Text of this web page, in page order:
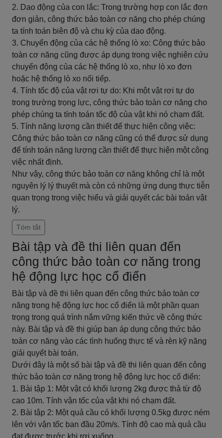
2. Dao động của con lắc: Trong trường hợp con lắc đơn
đơn giản, công thức bảo toàn cơ năng cho phép chúng
ta tính toán biên độ và chu kỳ của dao động.
3. Chuyển động của các hệ thống lò xo: Công thức bảo
toàn cơ năng cũng được áp dụng trong việc nghiên cứu
chuyển động của các hệ thống lò xo, như lò xo đơn
hoặc hệ thống lò xo nối tiếp.
4. Tính tốc độ của vật rơi tự do: Khi một vật rơi tự do
trong trường trọng lực, công thức bảo toàn cơ năng cho
phép chúng ta tính toán tốc độ của vật khi nó chạm đất.
5. Tính năng lượng cần thiết để thực hiện công việc:
Công thức bảo toàn cơ năng cũng có thể được sử dụng
để tính toán năng lượng cần thiết để thực hiện một công
việc nhất định.
Như vậy, công thức bảo toàn cơ năng không chỉ là một
nguyên lý lý thuyết mà còn có những ứng dụng thực tiễn
quan trọng trong việc hiểu và giải quyết các bài toán vật
lý.
Tóm tắt
Bài tập và đề thi liên quan đến
công thức bảo toàn cơ năng trong
hệ động lực học cổ điển
Bài tập và đề thi liên quan đến công thức bảo toàn cơ
năng trong hệ động lực học cổ điển là một phần quan
trọng trong quá trình nắm vững kiến thức về công thức
này. Bài tập và đề thi giúp bạn áp dụng công thức bảo
toàn cơ năng vào các tình huống thực tế và rèn kỹ năng
giải quyết bài toán.
Dưới đây là một số bài tập và đề thi liên quan đến công
thức bảo toàn cơ năng trong hệ động lực học cổ điển:
1. Bài tập 1: Một vật có khối lượng 2kg được thả từ độ
cao 10m. Tính vận tốc của vật khi nó chạm đất.
2. Bài tập 2: Một quả cầu có khối lượng 0.5kg được ném
lên với vận tốc ban đầu 20m/s. Tính độ cao mà quả cầu
đạt được trước khi rơi xuống.